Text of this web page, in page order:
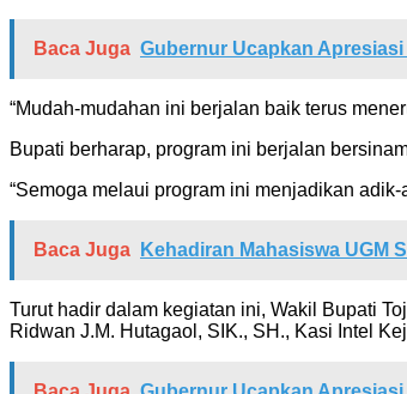
Baca Juga Gubernur Ucapkan
“Mudah-mudahan ini berjalan baik terus
Bupati berharap, program ini berjalan
“Semoga melaui program ini menjadikan
Baca Juga Kehadiran Mahasiswa UGM
Turut hadir dalam kegiatan ini, Wakil Bupati
Ridwan J.M. Hutagaol, SIK., SH., Kasi Intel